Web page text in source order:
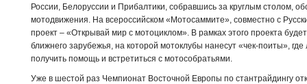
России, Белоруссии и Прибалтики, собравшись за круглым столом,
мотодвижения. На всероссийском «Мотосаммите», совместно с
проект – «Открывай мир с мотоциклом». В рамках этого проекта
ближнего зарубежья, на которой мотоклубы нанесут «чек-поиты»,
получить помощь и встретиться с мотособратьями.
Уже в шестой раз Чемпионат Восточной Европы по стантрайдингу